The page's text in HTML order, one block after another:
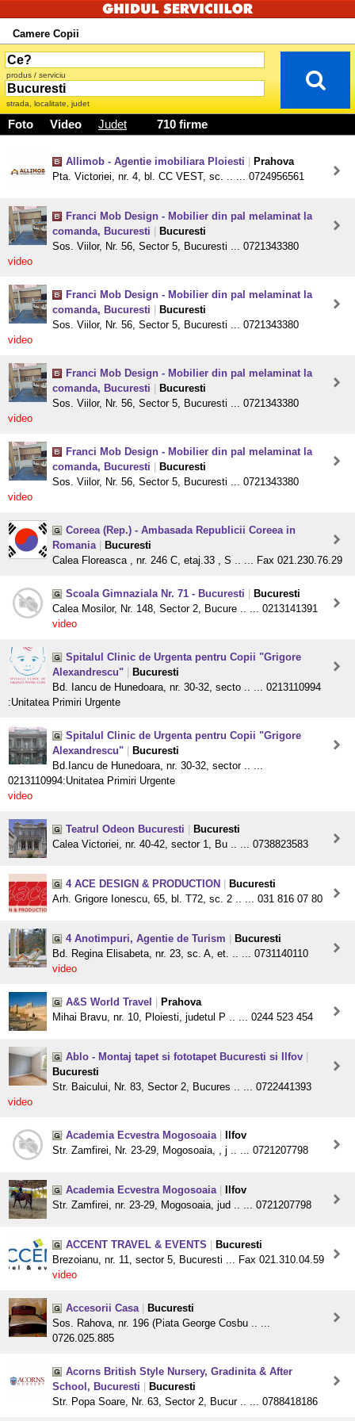
Camere Copii
produs / serviciu
strada, localitate, judet
Foto Video Judet 710 firme
Allimob - Agentie imobiliara Ploiesti
Prahova
Pta. Victoriei, nr. 4, bl. CC VEST, sc. .. ... 0724956561
Franci Mob Design - Mobilier din pal melaminat la
comanda, Bucuresti
Bucuresti
Sos. Viilor, Nr. 56, Sector 5, Bucuresti ... 0721343380
video
Franci Mob Design - Mobilier din pal melaminat la
comanda, Bucuresti
Bucuresti
Sos. Viilor, Nr. 56, Sector 5, Bucuresti ... 0721343380
video
Franci Mob Design - Mobilier din pal melaminat la
comanda, Bucuresti
Bucuresti
Sos. Viilor, Nr. 56, Sector 5, Bucuresti ... 0721343380
video
Franci Mob Design - Mobilier din pal melaminat la
comanda, Bucuresti
Bucuresti
Sos. Viilor, Nr. 56, Sector 5, Bucuresti ... 0721343380
video
Coreea (Rep.) - Ambasada Republicii Coreea in
Romania
Bucuresti
Calea Floreasca , nr. 246 C, etaj.33 , S .. ... Fax 021.230.76.29
Scoala Gimnaziala Nr. 71 - Bucuresti
Bucuresti
Calea Mosilor, Nr. 148, Sector 2, Bucure .. ... 0213141391
video
Spitalul Clinic de Urgenta pentru Copii "Grigore
Alexandrescu"
Bucuresti
Bd. Iancu de Hunedoara, nr. 30-32, secto .. ... 0213110994
:Unitatea Primiri Urgente
Spitalul Clinic de Urgenta pentru Copii "Grigore
Alexandrescu"
Bucuresti
Bd.Iancu de Hunedoara, nr. 30-32, sector .. ...
0213110994:Unitatea Primiri Urgente
video
Teatrul Odeon Bucuresti
Bucuresti
Calea Victoriei, nr. 40-42, sector 1, Bu .. ... 0738823583
4 ACE DESIGN & PRODUCTION
Bucuresti
Arh. Grigore Ionescu, 65, bl. T72, sc. 2 .. ... 031 816 07 80
4 Anotimpuri, Agentie de Turism
Bucuresti
Bd. Regina Elisabeta, nr. 23, sc. A, et. .. ... 0731140110
video
A&S World Travel
Prahova
Mihai Bravu, nr. 10, Ploiesti, judetul P .. ... 0244 523 454
Ablo - Montaj tapet si fototapet Bucuresti si Ilfov
Bucuresti
Str. Baicului, Nr. 83, Sector 2, Bucures .. ... 0722441393
video
Academia Ecvestra Mogosoaia
Ilfov
Str. Zamfirei, Nr. 23-29, Mogosoaia, , j .. ... 0721207798
Academia Ecvestra Mogosoaia
Ilfov
Str. Zamfirei, nr. 23-29, Mogosoaia, jud .. ... 0721207798
ACCENT TRAVEL & EVENTS
Bucuresti
Brezoianu, nr. 11, sector 5, Bucuresti ... Fax 021.310.04.59
video
Accesorii Casa
Bucuresti
Sos. Rahova, nr. 196 (Piata George Cosbu .. ...
0726.025.885
Acorns British Style Nursery, Gradinita & After
School, Bucuresti
Bucuresti
Str. Popa Soare, Nr. 63, Sector 2, Bucur .. ... 0788418186